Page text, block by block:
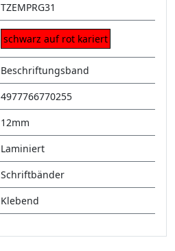
TZEMPRG31
schwarz auf rot kariert
Beschriftungsband
4977766770255
12mm
Laminiert
Schriftbänder
Klebend